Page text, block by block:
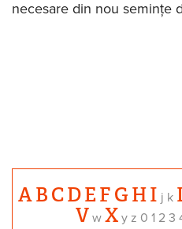
necesare din nou semințe
ABCDEFGHI j k
V w X y z 0 1 2 3